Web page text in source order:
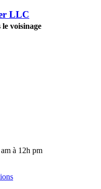
LLC
voisinage
à 12h pm